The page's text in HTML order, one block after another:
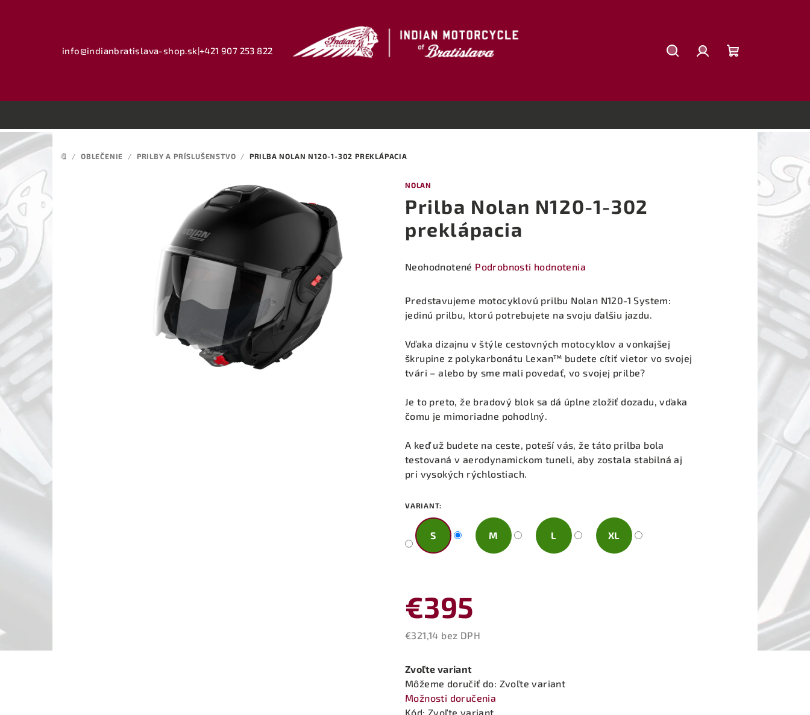
info@indianbratislava-shop.sk|+421 907 253 822
košík
DOMOV
/ OBLEČENIE / PRILBY A PRÍSLUŠENSTVO / PRILBA NOLAN N120-1-302 PREKLÁPACIA
NOLAN
Prilba Nolan N120-1-302
preklápacia
Priemerné
produktu
0,0
5
hviezdičiek.
Neohodnotené Podrobnosti hodnotenia
Predstavujeme motocyklovú prilbu Nolan N120-1 System:
jedinú prilbu, ktorú potrebujete na svoju ďalšiu jazdu.
Vďaka dizajnu v štýle cestovných motocyklov a vonkajšej
škrupine z polykarbonátu Lexan™ budete cítiť vietor vo svojej
tvári – alebo by sme mali povedať, vo svojej prilbe?
Je to preto, že bradový blok sa dá úplne zložiť dozadu, vďaka
čomu je mimoriadne pohodlný.
A keď už budete na ceste, poteší vás, že táto prilba bola
testovaná v aerodynamickom tuneli, aby zostala stabilná aj
pri vysokých rýchlostiach.
VARIANT:
S M L XL
€395
€321,14 bez DPH
cena:
Zvoľte variant
Môžeme doručiť do: Zvoľte variant
Možnosti doručenia
Kód: Zvoľte variant